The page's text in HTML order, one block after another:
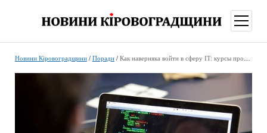
меню
Новини Кіровоградщини/ Поради/ Как наверняка войти в сферу IT: курсы программирования на языке Java Pro